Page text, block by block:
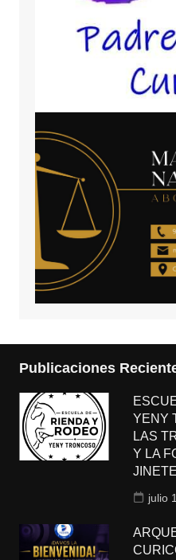
Publicaciones
YENY
LAS
Y LA
julio